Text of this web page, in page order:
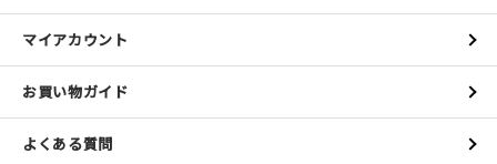
マイアカウント
お買い物ガイド
よくある質問